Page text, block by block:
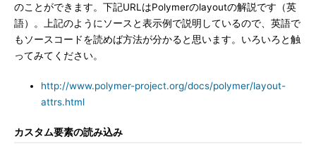
のことができます。下記URLはPolymerのlayoutの解説です（英
語）。上記のようにソースと表示例で説明しているので、英語で
もソースコードを読めば方法が分かると思います。いろいろと触
ってみてください。
http://www.polymer-project.org/docs/polymer/layout-
attrs.html
カスタム要素の読み込み